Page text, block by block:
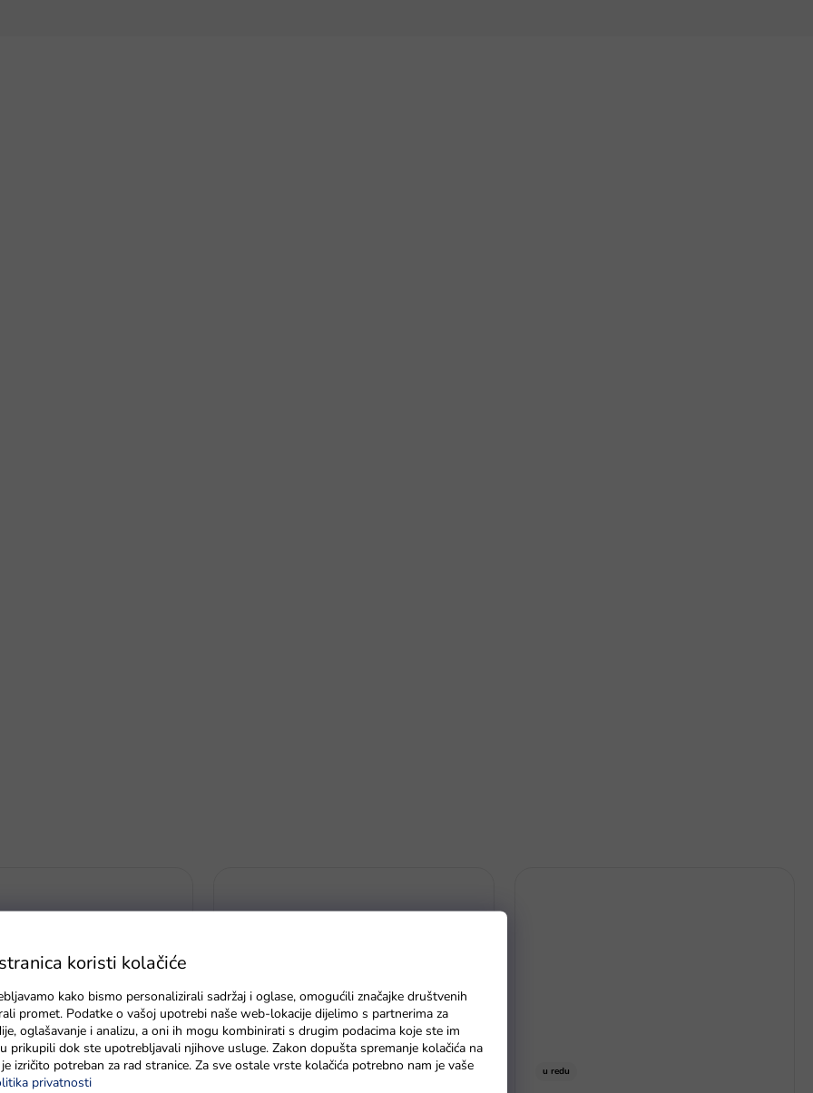
koristi kolačiće
kako bismo personalizirali sadržaj i oglase, omogućili značajke društvenih
promet. Podatke o vašoj upotrebi naše web-lokacije dijelimo s partnerima za
oglašavanje i analizu, a oni ih mogu kombinirati s drugim podacima koje ste im
prikupili dok ste upotrebljavali njihove usluge. Zakon dopušta spremanje kolačića na
izričito potreban za rad stranice. Za sve ostale vrste kolačića potrebno nam je vaše
privatnosti
u redu